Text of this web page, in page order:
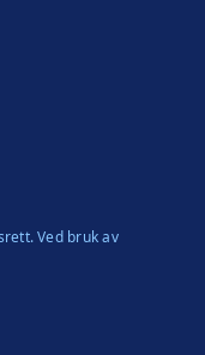
Ved bruk av